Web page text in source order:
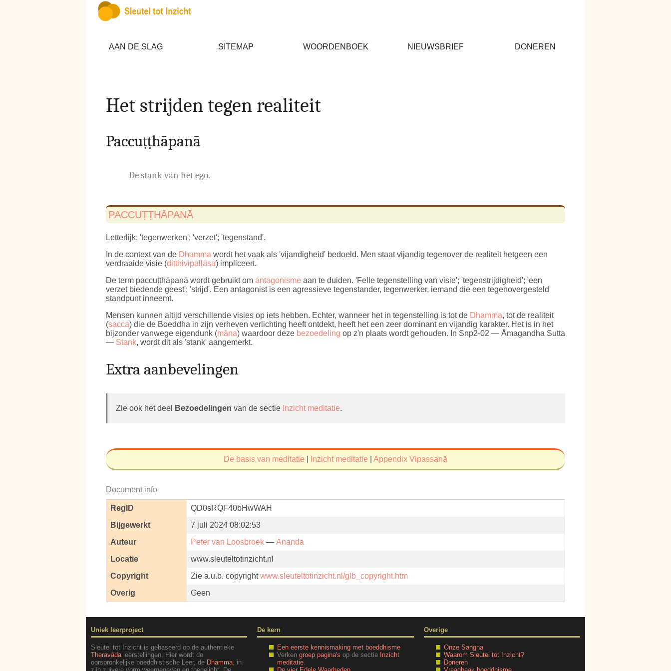
AAN DE SLAG SITEMAP WOORDENBOEK NIEUWSBRIEF DONEREN
Het strijden tegen realiteit
Paccuṭṭhāpanā
De stank van het ego.
PACCUṬṬHĀPANĀ
Letterlijk: 'tegenwerken'; 'verzet'; 'tegenstand'.
In de context van de Dhamma wordt het vaak als 'vijandigheid' bedoeld. Men staat vijandig tegenover de realiteit hetgeen een
verdraaide visie (diṭṭhivipallāsa) impliceert.
De term paccuṭṭhāpanā wordt gebruikt om antagonisme aan te duiden. 'Felle tegenstelling van visie'; 'tegenstrijdigheid'; 'een
verzet biedende geest'; 'strijd'. Een antagonist is een agressieve tegenstander, tegenwerker, iemand die een tegenovergesteld
standpunt inneemt.
Mensen kunnen altijd verschillende visies op iets hebben. Echter, wanneer het in tegenstelling is tot de Dhamma, tot de realiteit
(sacca) die de Boeddha in zijn verheven verlichting heeft ontdekt, heeft het een zeer dominant en vijandig karakter. Het is in het
bijzonder vanwege eigendunk (māna) waardoor deze bezoedeling op z'n plaats wordt gehouden. In Snp2-02 — Āmagandha Sutta
— Stank, wordt dit als 'stank' aangemerkt.
Extra aanbevelingen
Zie ook het deel Bezoedelingen van de sectie Inzicht meditatie.
De basis van meditatie Inzicht meditatie Appendix Vipassanā
Document info
RegID
QD0sRQF40bHwWAH
Bijgewerkt
7 juli 2024 08:02:53
Auteur
Peter van Loosbroek — Ānanda
Locatie
www.sleuteltotinzicht.nl
Copyright
Zie a.u.b. copyrightwww.sleuteltotinzicht.nl/glb_copyright.htm
Overig
Geen
Uniek leerproject
Sleutel tot Inzicht is gebaseerd op de authentieke
Theravādaleerstellingen. Hier wordt de
oorspronkelijke boeddhistische Leer, de Dhamma, in
De kern
Een eerste kennismaking met boeddhisme
Verkengroep pagina's op de sectie Inzicht
meditatie.
Overige
Onze Saṅgha
Waarom Sleutel tot Inzicht?
Doneren